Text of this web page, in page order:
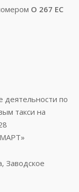
О 267 ЕС
по
такси на
Заводское